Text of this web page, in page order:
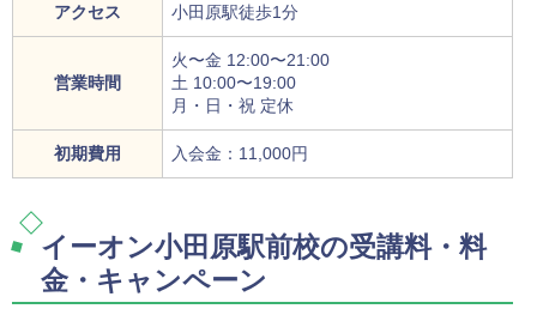
アクセス 小田原駅徒歩1分
営業時間
火〜金 12:00〜21:00
土 10:00〜19:00
月・日・祝 定休
初期費用 入会金：11,000円
イーオン小田原駅前校の受講料・料
金・キャンペーン